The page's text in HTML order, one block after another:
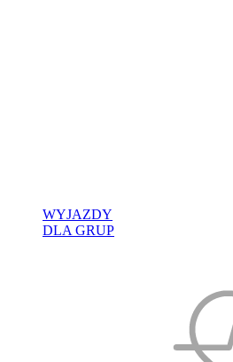
WYJAZDY
DLA GRUP